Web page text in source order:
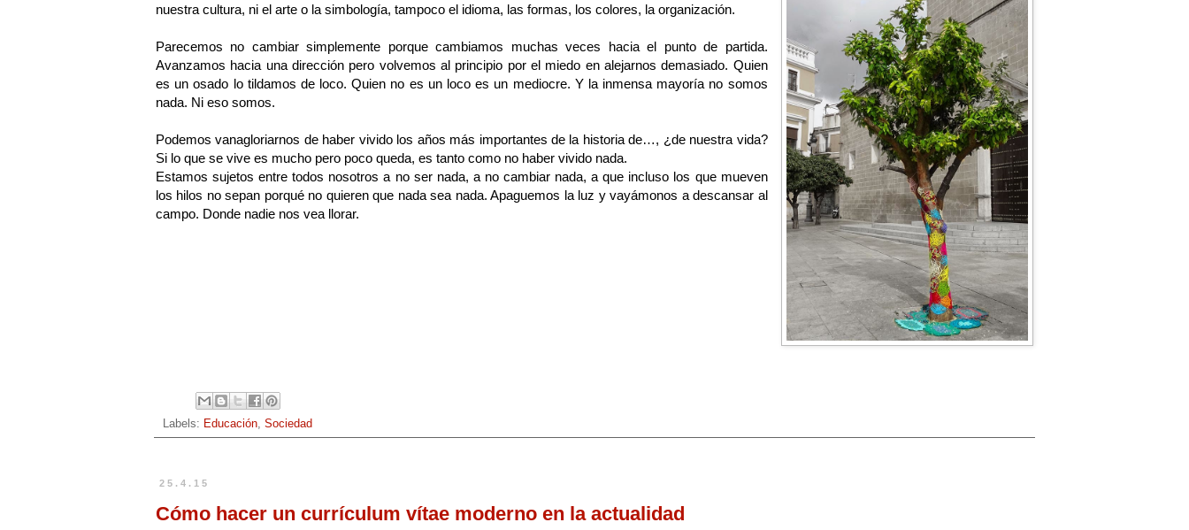
nuestra cultura, ni el arte o la simbología, tampoco el idioma, las formas, los colores, la organización.
Parecemos no cambiar simplemente porque cambiamos muchas veces hacia el punto de partida.
Avanzamos hacia una dirección pero volvemos al principio por el miedo en alejarnos demasiado. Quien
es un osado lo tildamos de loco. Quien no es un loco es un mediocre. Y la inmensa mayoría no somos
nada. Ni eso somos.
Podemos vanagloriarnos de haber vivido los años más importantes de la historia de…, ¿de nuestra vida?
Si lo que se vive es mucho pero poco queda, es tanto como no haber vivido nada.
Estamos sujetos entre todos nosotros a no ser nada, a no cambiar nada, a que incluso los que mueven
los hilos no sepan porqué no quieren que nada sea nada. Apaguemos la luz y vayámonos a descansar al
campo. Donde nadie nos vea llorar.
Labels: Educación, Sociedad
25.4.15
Cómo hacer un currículum vítae moderno en la actualidad